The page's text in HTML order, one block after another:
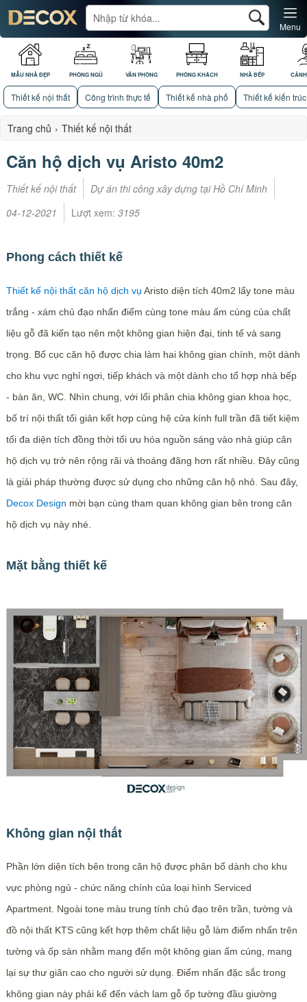
MẪU NHÀ ĐẸP PHÒNG NGỦ VĂN PHÒNG PHÒNG KHÁCH NHÀ BẾP
Menu
Thiết kế nội thất Công trình thực tế Thiết kế nhà phố Thiết kế kiến trúc
Trang chủ › Thiết kế nội thất
Căn hộ dịch vụ Aristo 40m2
Thiết kế nội thất
Dự án thi công xây dựng tại Hồ Chí Minh
04-12-2021
Lượt xem: 3195
Phong cách thiết kế
Thiết kế nội thất căn hộ dịch vụ Aristo diện tích 40m2 lấy tone màu
trắng - xám chủ đạo nhấn điểm cùng tone màu ấm cúng của chất
liệu gỗ đã kiến tạo nên một không gian hiện đại, tinh tế và sang
trọng. Bố cục căn hộ được chia làm hai không gian chính, một dành
cho khu vực nghỉ ngơi, tiếp khách và một dành cho tổ hợp nhà bếp
- bàn ăn, WC. Nhìn chung, với lối phân chia không gian khoa học,
bố trí nội thất tối giản kết hợp cùng hệ cửa kính full trần đã tiết kiệm
tối đa diện tích đồng thời tối ưu hóa nguồn sáng vào nhà giúp căn
hộ dịch vụ trở nên rộng rãi và thoáng đãng hơn rất nhiều. Đây cũng
là giải pháp thường được sử dụng cho những căn hộ nhỏ. Sau đây,
Decox Design mời bạn cùng tham quan không gian bên trong căn
hộ dịch vụ này nhé.
Mặt bằng thiết kế
Không gian nội thất
Phần lớn diện tích bên trong căn hộ được phân bổ dành cho khu
vực phòng ngủ - chức năng chính của loại hình Serviced
Apartment. Ngoài tone màu trung tính chủ đạo trên trần, tường và
đồ nội thất KTS cũng kết hợp thêm chất liệu gỗ làm điểm nhấn trên
tường và ốp sàn nhằm mang đến một không gian ấm cúng, mang
lại sự thư giãn cao cho người sử dụng. Điểm nhấn đặc sắc trong
không gian này phải kể đến vách lam gỗ ốp tường đầu giường